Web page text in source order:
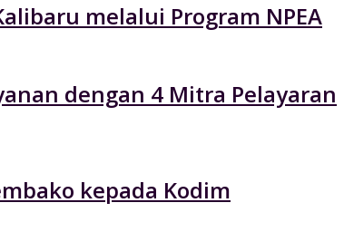
melalui Program NPEA
dengan 4 Mitra Pelayaran
kepada Kodim